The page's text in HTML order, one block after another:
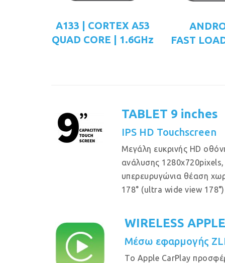
A133 | CORTEX A53
QUAD CORE | 1.6GHz
FAST
TABLET 9 inches
IPS HD Touchscreen
Μεγάλη ευκρινής HD
ανάλυσης 1280x720pixels,
υπερευρυγώνια θέαση
178° (ultra wide view
WIRELESS
Μέσω εφαρμογής
Το Apple CarPlay